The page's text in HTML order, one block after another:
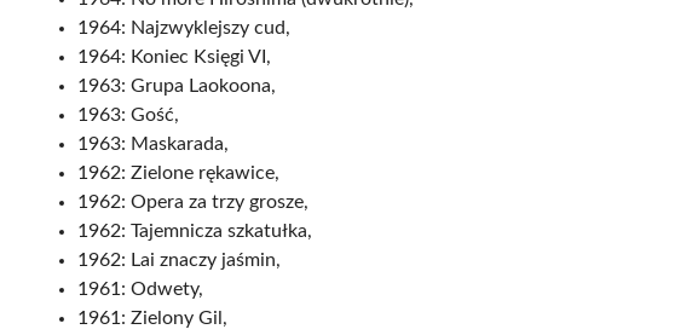
1964: Najzwyklejszy cud,
1964: Koniec Księgi VI,
1963: Grupa Laokoona,
1963: Gość,
1963: Maskarada,
1962: Zielone rękawice,
1962: Opera za trzy grosze,
1962: Tajemnicza szkatułka,
1962: Lai znaczy jaśmin,
1961: Odwety,
1961: Zielony Gil,